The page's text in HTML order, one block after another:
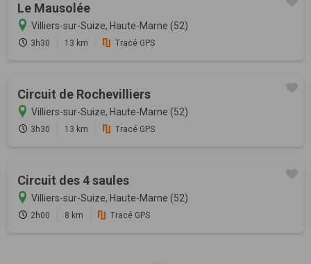
Le Mausolée
Villiers-sur-Suize, Haute-Marne (52)
3h30 13 km Tracé GPS
Circuit de Rochevilliers
Villiers-sur-Suize, Haute-Marne (52)
3h30 13 km Tracé GPS
Circuit des 4 saules
Villiers-sur-Suize, Haute-Marne (52)
2h00 8 km Tracé GPS